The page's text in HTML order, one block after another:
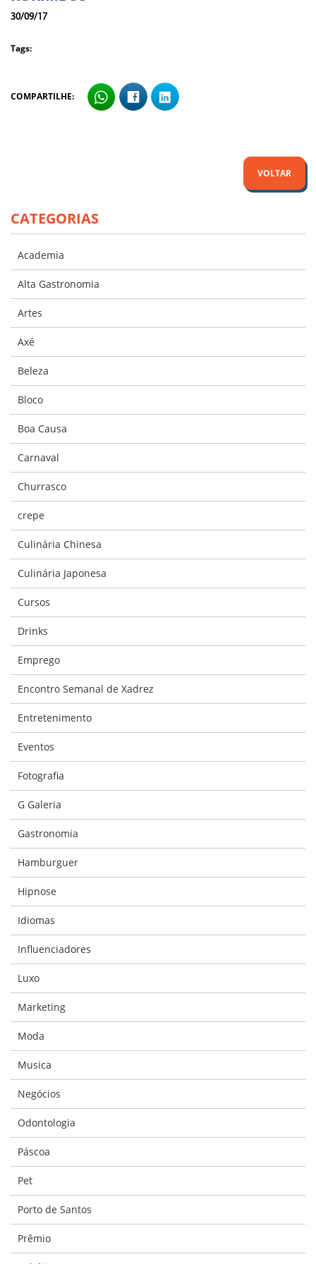
30/09/17
Tags:
COMPARTILHE:
VOLTAR
CATEGORIAS
Academia
Alta Gastronomia
Artes
Axé
Beleza
Bloco
Boa Causa
Carnaval
Churrasco
crepe
Culinária Chinesa
Culinária Japonesa
Cursos
Drinks
Emprego
Encontro Semanal de Xadrez
Entretenimento
Eventos
Fotografia
G Galeria
Gastronomia
Hamburguer
Hipnose
Idiomas
Influenciadores
Luxo
Marketing
Moda
Musica
Negócios
Odontologia
Páscoa
Pet
Porto de Santos
Prêmio